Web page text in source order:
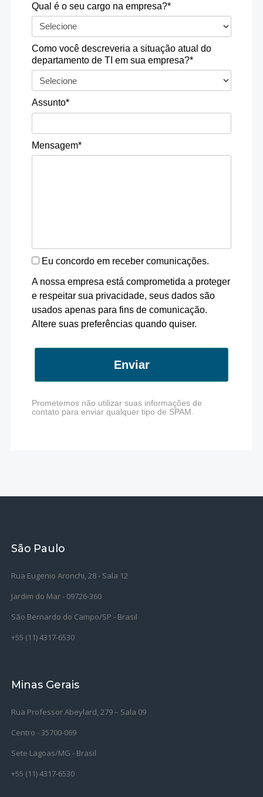
Qual é o seu cargo na empresa?*
Como você descreveria a situação atual do
departamento de TI em sua empresa?*
Assunto*
Mensagem*
Eu concordo em receber comunicações.
A nossa empresa está comprometida a proteger
e respeitar sua privacidade, seus dados são
usados apenas para fins de comunicação.
Altere suas preferências quando quiser.
Enviar
Prometemos não utilizar suas informações de
contato para enviar qualquer tipo de SPAM.
São Paulo
Rua Eugenio Aronchi, 28 - Sala 12
Jardim do Mar - 09726-360
São Bernardo do Campo/SP - Brasil
+55 (11) 4317-6530
Minas Gerais
Rua Professor Abeylard, 279 – Sala 09
Centro - 35700-069
Sete Lagoas/MG - Brasil
+55 (11) 4317-6530